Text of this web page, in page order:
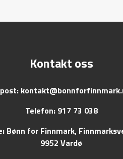
Kontakt oss
Telefon: 917 73 038
Bønn for Finnmark,
9952 Vardø